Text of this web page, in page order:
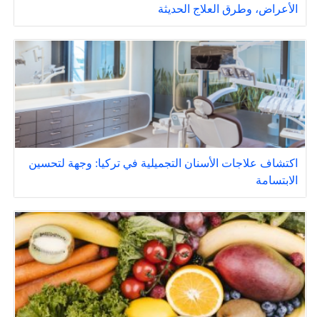
الأعراض، وطرق العلاج الحديثة
اكتشاف علاجات الأسنان التجميلية في تركيا: وجهة لتحسين
الابتسامة